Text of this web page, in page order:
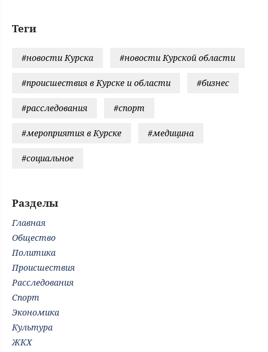
Теги
#новости Курска #новости Курской области
#происшествия в Курске и области #бизнес
#расследования #спорт
#мероприятия в Курске #медицина
#социальное
Разделы
Главная
Общество
Политика
Происшествия
Расследования
Спорт
Экономика
Культура
ЖКХ